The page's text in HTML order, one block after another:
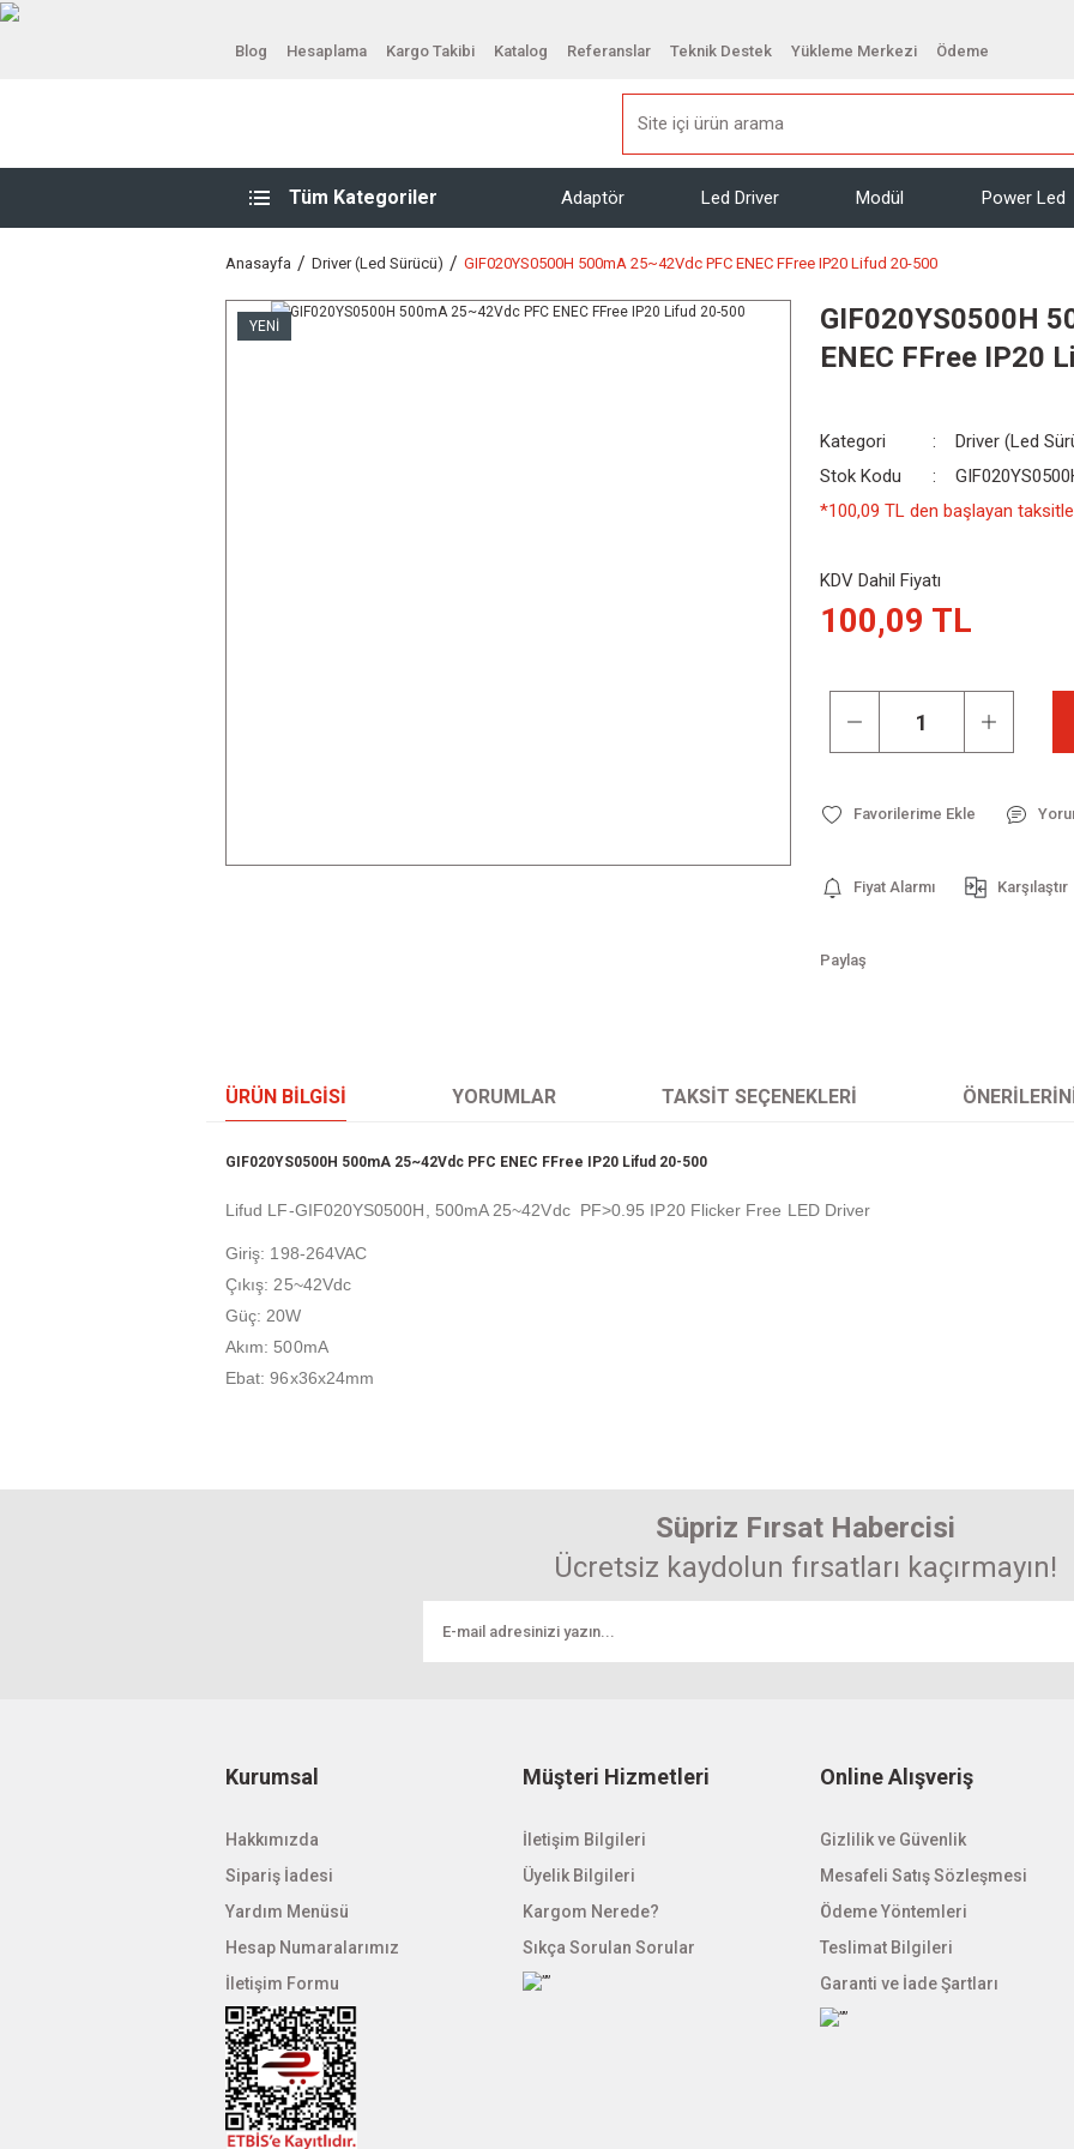
Blog Hesaplama Kargo Takibi Katalog Referanslar Teknik Destek Yükleme Merkezi Ödeme
Tüm Kategoriler Adaptör Led Driver Modül Power Led
Anasayfa Driver (Led Sürücü) GIF020YS0500H 500mA 25~42Vdc PFC ENEC FFree IP20 Lifud 20-500
YENİ
GIF020YS0500H
ENEC FFree IP20
Kategori Driver (Led
Stok Kodu
*100,09 TL den başlayan
KDV Dahil Fiyatı
100,09 TL
Fiyat Alarmı Karşılaştır
Paylaş
ÜRÜN BILGISI YORUMLAR TAKSIT SEÇENEKLERI
GIF020YS0500H 500mA 25~42Vdc PFC ENEC FFree IP20 Lifud 20-500
Lifud LF-GIF020YS0500H, 500mA 25~42Vdc PF>0.95 IP20 Flicker Free LED Driver
Giriş: 198-264VAC
Çıkış: 25~42Vdc
Güç: 20W
Akım: 500mA
Ebat: 96x36x24mm
Yorum Yaz
Görüş ve önerileriniz için teşekkür ederiz.
Gönder
Süpriz Fırsat Habercisi
Ücretsiz kaydolun fırsatları kaçırmayın!
Kurumsal
Hakkımızda
Sipariş İadesi
Yardım Menüsü
Hesap Numaralarımız
İletişim Formu
Müşteri Hizmetleri
İletişim Bilgileri
Üyelik Bilgileri
Kargom Nerede?
Sıkça Sorulan Sorular
Online Alışveriş
Gizlilik ve Güvenlik
Mesafeli Satış Sözleşmesi
Ödeme Yöntemleri
Teslimat Bilgileri
Garanti ve İade Şartları